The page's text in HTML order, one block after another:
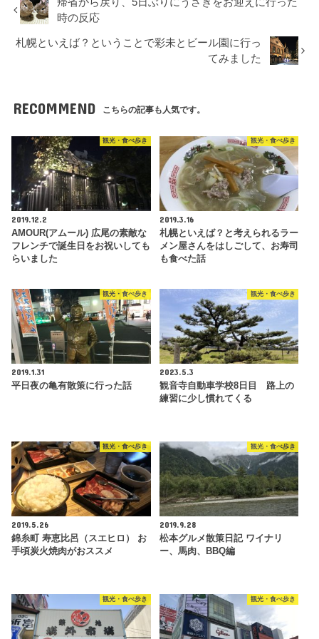
帰省から戻り、5日ぶりにうさぎをお迎えに行った
時の反応
札幌といえば？ということで彩未とビール園に行っ
てみました
RECOMMEND こちらの記事も人気です。
観光・食べ歩き
2019.12.2
AMOUR(アムール) 広尾の素敵な
フレンチで誕生日をお祝いしても
らいました
観光・食べ歩き
2019.3.16
札幌といえば？と考えられるラー
メン屋さんをはしごして、お寿司
も食べた話
観光・食べ歩き
2019.1.31
平日夜の亀有散策に行った話
観光・食べ歩き
2023.5.3
観音寺自動車学校8日目 路上の
練習に少し慣れてくる
観光・食べ歩き
2019.5.26
錦糸町 寿恵比呂（スエヒロ） お
手頃炭火焼肉がおススメ
観光・食べ歩き
2019.9.28
松本グルメ散策日記 ワイナリ
ー、馬肉、BBQ編
観光・食べ歩き 観光・食べ歩き